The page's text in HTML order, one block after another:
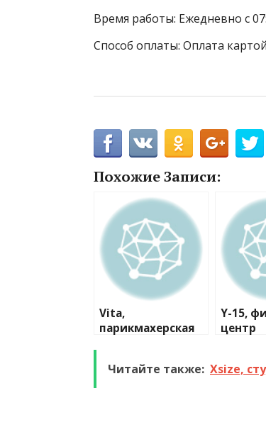
Время работы: Ежедневно с
Способ оплаты: Оплата
Похожие Записи:
Vita,
парикмахерская
Y-15,
центр
Читайте также: Xsize,